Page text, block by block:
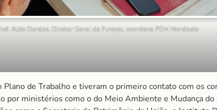
Aldo Dantas, Diretor Geral da Funpec, coordena PEM Nordeste
de Trabalho e tiveram o primeiro contato com os
por ministérios como o do Meio Ambiente e Mudança